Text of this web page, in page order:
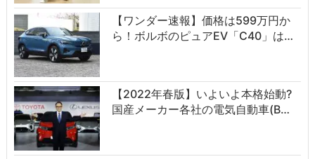
【ワンダー速報】価格は599万円か
ら！ボルボのピュアEV「C40」は…
【2022年春版】いよいよ本格始動?
国産メーカー各社の電気自動車(B…